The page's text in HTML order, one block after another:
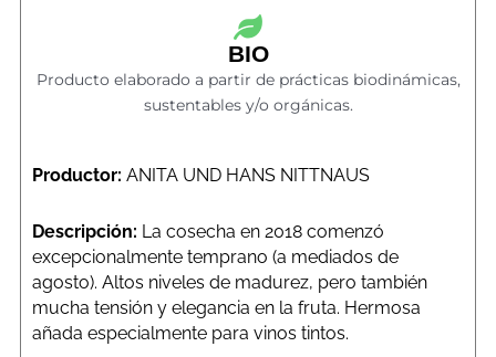
BIO
Producto elaborado a partir de prácticas biodinámicas,
sustentables y/o orgánicas.
Productor: ANITA UND HANS NITTNAUS
Descripción: La cosecha en 2018 comenzó
excepcionalmente temprano (a mediados de
agosto). Altos niveles de madurez, pero también
mucha tensión y elegancia en la fruta. Hermosa
añada especialmente para vinos tintos.